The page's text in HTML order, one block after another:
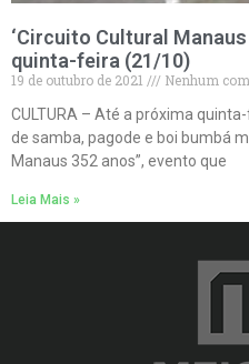
‘Circuito Cultural
quinta-feira (21/10)
19 de outubro de 2021
Nenhum
CULTURA – Até a próxima
de samba, pagode e boi bumbá
Manaus 352 anos”, evento que
Leia Mais »